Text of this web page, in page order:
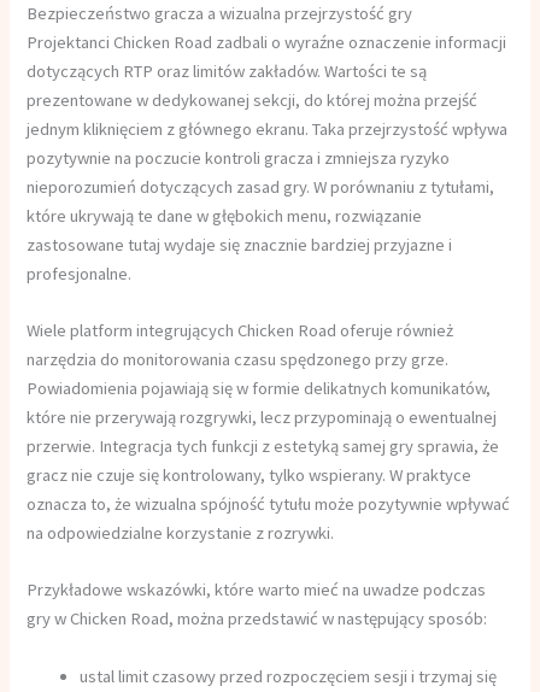
Bezpieczeństwo gracza a wizualna przejrzystość gry
Projektanci Chicken Road zadbali o wyraźne oznaczenie informacji
dotyczących RTP oraz limitów zakładów. Wartości te są
prezentowane w dedykowanej sekcji, do której można przejść
jednym kliknięciem z głównego ekranu. Taka przejrzystość wpływa
pozytywnie na poczucie kontroli gracza i zmniejsza ryzyko
nieporozumień dotyczących zasad gry. W porównaniu z tytułami,
które ukrywają te dane w głębokich menu, rozwiązanie
zastosowane tutaj wydaje się znacznie bardziej przyjazne i
profesjonalne.
Wiele platform integrujących Chicken Road oferuje również
narzędzia do monitorowania czasu spędzonego przy grze.
Powiadomienia pojawiają się w formie delikatnych komunikatów,
które nie przerywają rozgrywki, lecz przypominają o ewentualnej
przerwie. Integracja tych funkcji z estetyką samej gry sprawia, że
gracz nie czuje się kontrolowany, tylko wspierany. W praktyce
oznacza to, że wizualna spójność tytułu może pozytywnie wpływać
na odpowiedzialne korzystanie z rozrywki.
Przykładowe wskazówki, które warto mieć na uwadze podczas
gry w Chicken Road, można przedstawić w następujący sposób:
ustal limit czasowy przed rozpoczęciem sesji i trzymaj się